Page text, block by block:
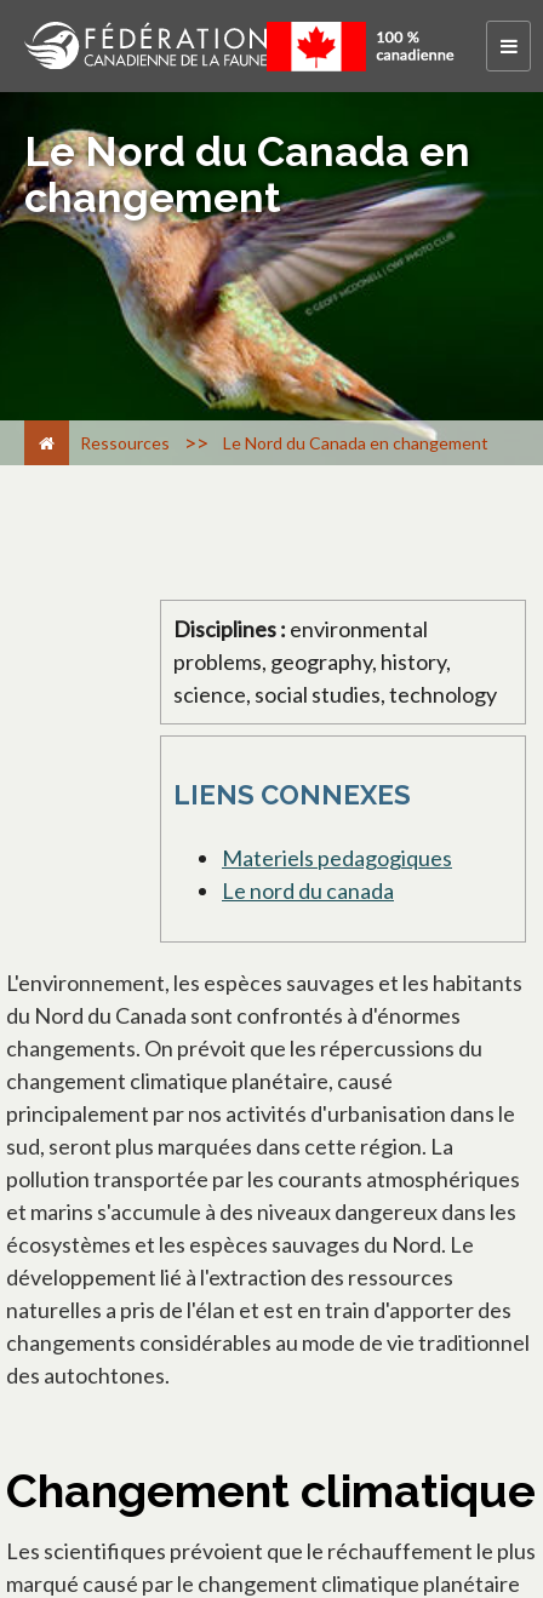
Le Nord du Canada en
changement
Ressources > Le Nord du Canada en changement
Disciplines : environmental
problems, geography, history,
science, social studies, technology
LIENS CONNEXES
Materiels pedagogiques
Le nord du canada
L'environnement, les espèces sauvages et les habitants
du Nord du Canada sont confrontés à d'énormes
changements. On prévoit que les répercussions du
changement climatique planétaire, causé
principalement par nos activités d'urbanisation dans le
sud, seront plus marquées dans cette région. La
pollution transportée par les courants atmosphériques
et marins s'accumule à des niveaux dangereux dans les
écosystèmes et les espèces sauvages du Nord. Le
développement lié à l'extraction des ressources
naturelles a pris de l'élan et est en train d'apporter des
changements considérables au mode de vie traditionnel
des autochtones.
Changement climatique
Les scientifiques prévoient que le réchauffement le plus
marqué causé par le changement climatique planétaire